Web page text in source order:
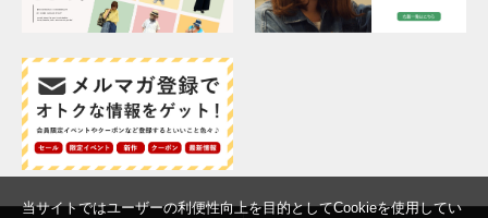
当サイトではユーザーの利便性向上を目的としてCookieを使用してい